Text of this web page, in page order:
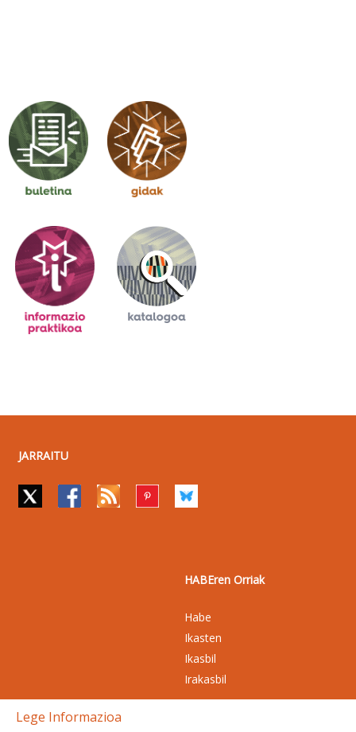
JARRAITU
HABEren Orriak
Habe
Ikasten
Ikasbil
Irakasbil
Lege Informazioa